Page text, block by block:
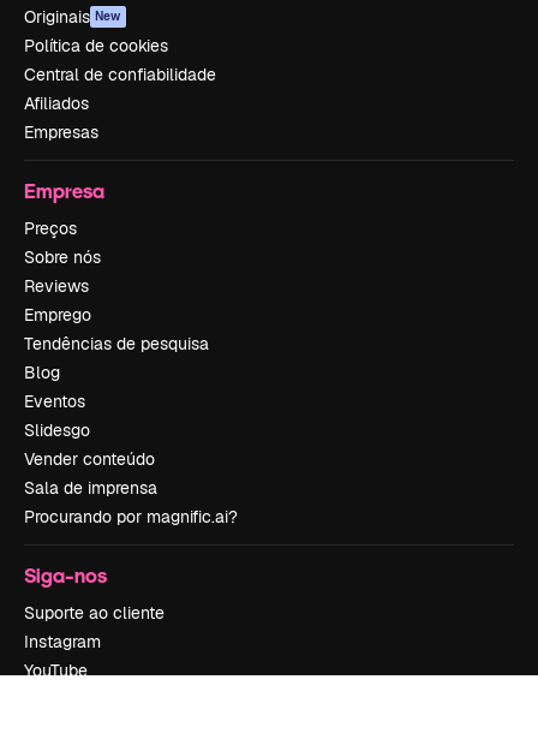
Originais New
Política de cookies
Central de confiabilidade
Afiliados
Empresas
Empresa
Preços
Sobre nós
Reviews
Emprego
Tendências de pesquisa
Blog
Eventos
Slidesgo
Vender conteúdo
Sala de imprensa
Procurando por magnific.ai?
Siga-nos
Suporte ao cliente
Instagram
YouTube